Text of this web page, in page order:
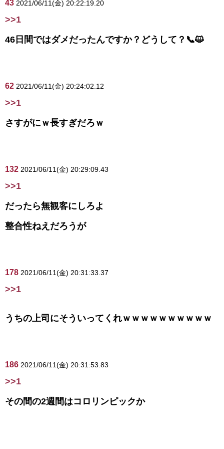
43 2021/06/11(金) 20:22:19.20
>>1
46日間ではダメだったんですか？どうして？📞😺
62 2021/06/11(金) 20:24:02.12
>>1
さすがにｗ長すぎだろｗ
132 2021/06/11(金) 20:29:09.43
>>1
だったら無観客にしろよ
整合性ねえだろうが
178 2021/06/11(金) 20:31:33.37
>>1
うちの上司にそういってくれｗｗｗｗｗｗｗｗｗｗ
186 2021/06/11(金) 20:31:53.83
>>1
その間の2週間はコロリンピックか